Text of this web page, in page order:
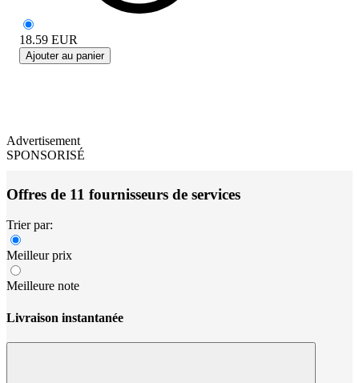
18.59 EUR
Ajouter au panier
Advertisement
SPONSORISÉ
Offres de 11 fournisseurs de services
Trier par:
Meilleur prix
Meilleure note
Livraison instantanée